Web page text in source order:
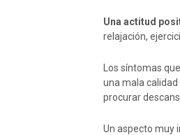
Una actitud
relajación,
Los síntomas
una mala
procurar
Un aspecto muy